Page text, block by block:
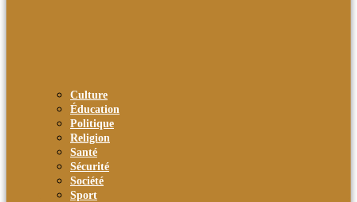
Culture
Éducation
Politique
Religion
Santé
Sécurité
Société
Sport